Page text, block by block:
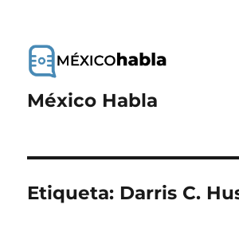
México Habla
Etiqueta: Darris C.